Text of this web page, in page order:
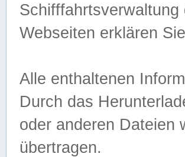
Webseiten erklären
Alle enthaltenen
Durch das
oder anderen Dateien
übertragen.